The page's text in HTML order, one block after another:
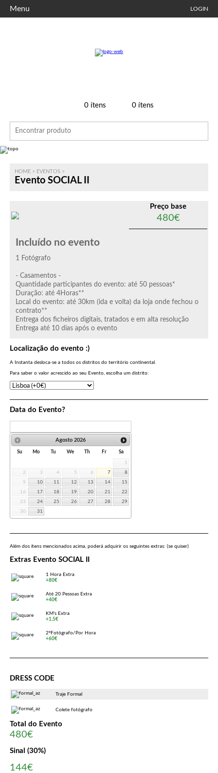
Menu LOGIN
0ítens 0ítens
HOME > EVENTOS >
Evento SOCIAL II
Preço base
480€
Incluído no evento
1 Fotógrafo
- Casamentos -
Quantidade participantes do evento: até 50 pessoas*
Duração: até 4Horas**
Local do evento: até 30km (ida e volta) da loja onde fechou o
contrato**
Entrega dos ficheiros digitais, tratados e em alta resolução
Entrega até 10 dias após o evento
Localização do evento :)
A Instanta desloca-se a todos os distritos do território continental.
Para saber o valor acrescido ao seu Evento, escolha um distrito:
Data do Evento?
Agosto 2026
Su Mo Tu We Th Fr Sa
1
2
3 4 5 6 7
8
9
10 11 12 13 14
15
16
17 18 19 20 21
22
23
24 25 26 27 28
29
30
31
Além dos ítens mencionados acima, poderá adquirir os seguintes extras: (se quiser)
Extras Evento SOCIAL II
1 Hora Extra
+80€
Até 20 Pessoas Extra
+40€
KM's Extra
+1.5€
2ºFotógrafo/Por Hora
+60€
DRESS CODE
Traje Formal
Colete fotógrafo
Total do Evento
480€
Sinal (30%)
144€